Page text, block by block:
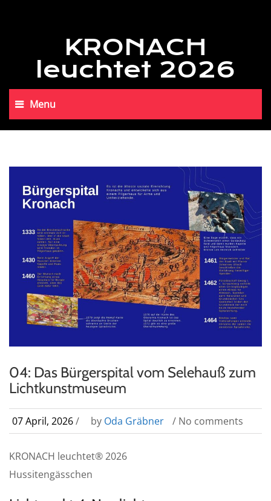
KRONACH
leuchtet 2026
Menu
04: Das Bürgerspital vom Selehauß zum
Lichtkunstmuseum
07 April, 2026/ by Oda Gräbner / No comments
KRONACH leuchtet® 2026
Hussitengässchen